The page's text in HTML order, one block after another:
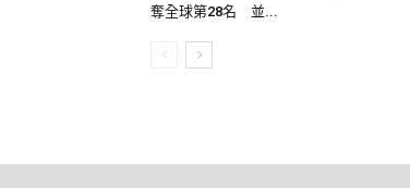
奪全球第28名 並...